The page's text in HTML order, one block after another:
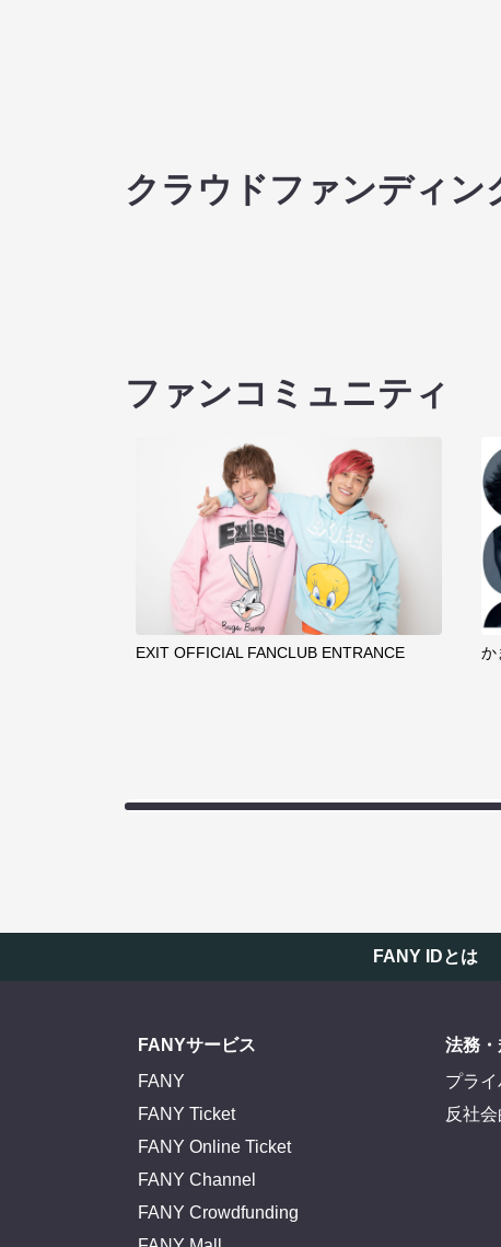
クラウドファンディン
ファンコミュニティ
EXIT OFFICIAL FANCLUB ENTRANCE
か
FANY IDとは
FANYサービス
FANY
FANY Ticket
FANY Online Ticket
FANY Channel
FANY Crowdfunding
法務
プラ
反社